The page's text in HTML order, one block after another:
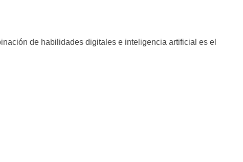
de habilidades digitales e inteligencia artificial es el